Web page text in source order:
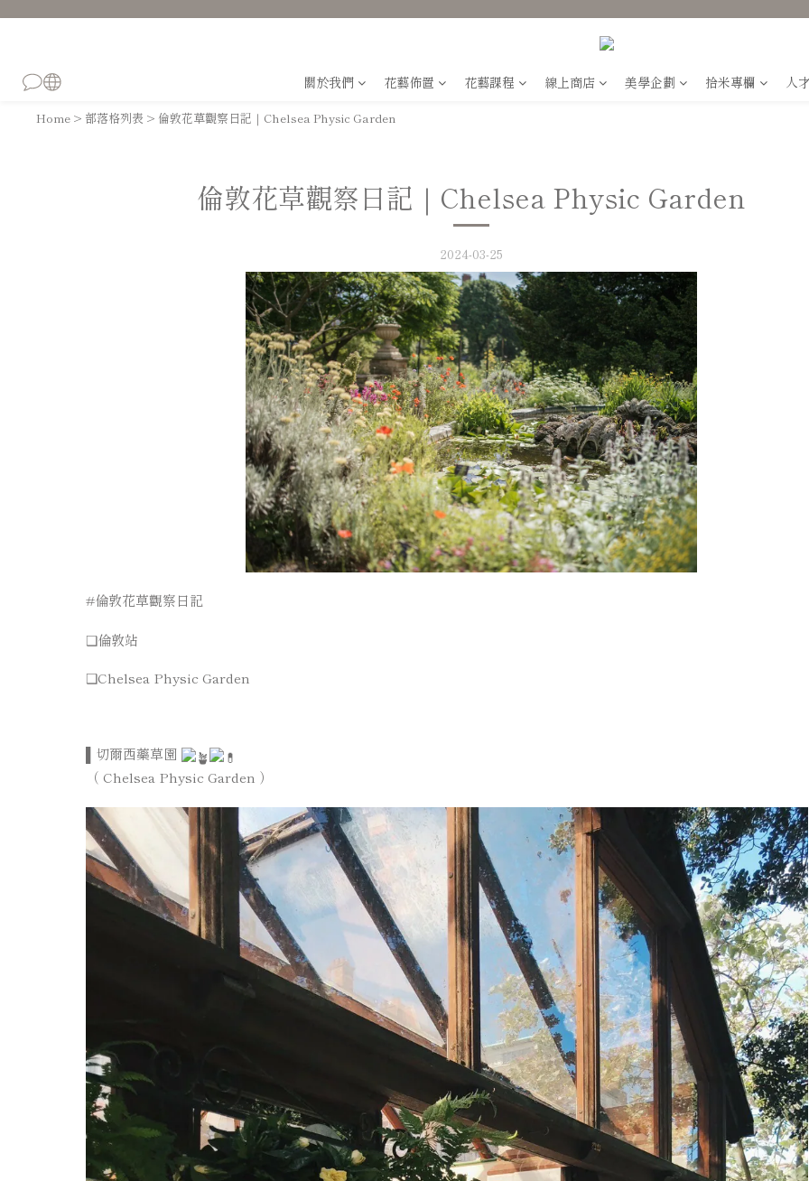
關於我們 花藝佈置 花藝課程 線上商店 美學企劃 拾米專欄 人
Home > 部落格列表 > 倫敦花草觀察日記｜Chelsea Physic Garden
倫敦花草觀察日記｜Chelsea Physic Garden
2024-03-25
#倫敦花草觀察日記
❑倫敦站
❑Chelsea Physic Garden
▌切爾西藥草園
（ Chelsea Physic Garden ）